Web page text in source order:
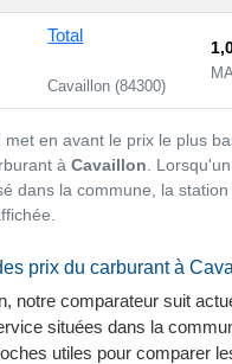
Total
Cavaillon (84300)
met en avant le prix le plus
àCavaillon .
dans la commune, la
prix du carburant à
notre comparateur suit
situées dans la
utiles pour comparer